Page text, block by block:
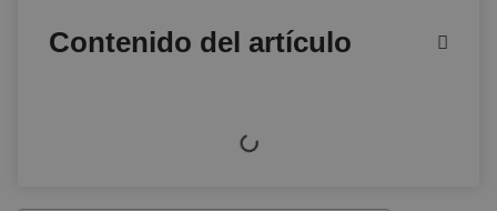
Contenido del artículo